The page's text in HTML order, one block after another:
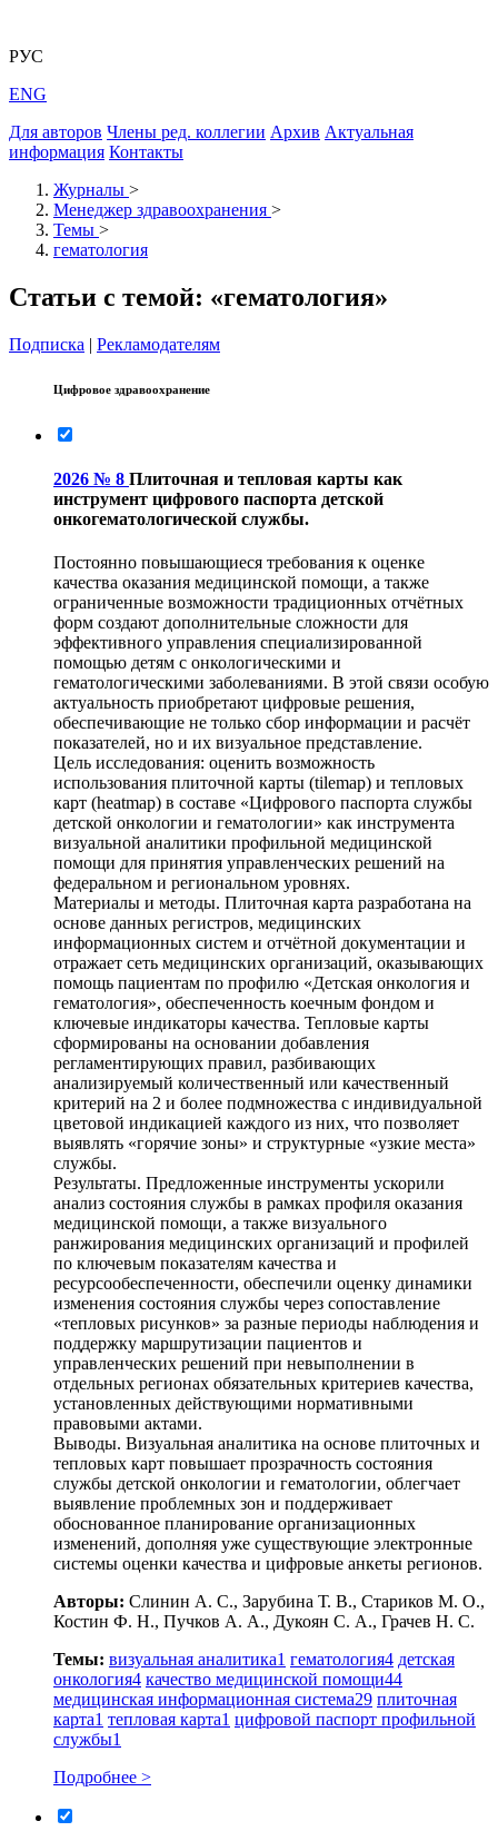
РУС
ENG
Для авторов Члены ред. коллегии Архив Актуальная
информация Контакты
Журналы >
Менеджер здравоохранения >
Темы >
гематология
Статьи с темой: «гематология»
Подписка | Рекламодателям
Цифровое здравоохранение
2026 № 8 Плиточная и тепловая карты как
инструмент цифрового паспорта детской
онкогематологической службы.
Постоянно повышающиеся требования к оценке
качества оказания медицинской помощи, а также
ограниченные возможности традиционных отчётных
форм создают дополнительные сложности для
эффективного управления специализированной
помощью детям с онкологическими и
гематологическими заболеваниями. В этой связи особую
актуальность приобретают цифровые решения,
обеспечивающие не только сбор информации и расчёт
показателей, но и их визуальное представление.
Цель исследования: оценить возможность
использования плиточной карты (tilemap) и тепловых
карт (heatmap) в составе «Цифрового паспорта службы
детской онкологии и гематологии» как инструмента
визуальной аналитики профильной медицинской
помощи для принятия управленческих решений на
федеральном и региональном уровнях.
Материалы и методы. Плиточная карта разработана на
основе данных регистров, медицинских
информационных систем и отчётной документации и
отражает сеть медицинских организаций, оказывающих
помощь пациентам по профилю «Детская онкология и
гематология», обеспеченность коечным фондом и
ключевые индикаторы качества. Тепловые карты
сформированы на основании добавления
регламентирующих правил, разбивающих
анализируемый количественный или качественный
критерий на 2 и более подмножества с индивидуальной
цветовой индикацией каждого из них, что позволяет
выявлять «горячие зоны» и структурные «узкие места»
службы.
Результаты. Предложенные инструменты ускорили
анализ состояния службы в рамках профиля оказания
медицинской помощи, а также визуального
ранжирования медицинских организаций и профилей
по ключевым показателям качества и
ресурсообеспеченности, обеспечили оценку динамики
изменения состояния службы через сопоставление
«тепловых рисунков» за разные периоды наблюдения и
поддержку маршрутизации пациентов и
управленческих решений при невыполнении в
отдельных регионах обязательных критериев качества,
установленных действующими нормативными
правовыми актами.
Выводы. Визуальная аналитика на основе плиточных и
тепловых карт повышает прозрачность состояния
службы детской онкологии и гематологии, облегчает
выявление проблемных зон и поддерживает
обоснованное планирование организационных
изменений, дополняя уже существующие электронные
системы оценки качества и цифровые анкеты регионов.
Авторы: Слинин А. С., Зарубина Т. В., Стариков М. О.,
Костин Ф. Н., Пучков А. А., Дукоян С. А., Грачев Н. С.
Темы: визуальная аналитика1 гематология4 детская
онкология4 качество медицинской помощи44
медицинская информационная система29 плиточная
карта1 тепловая карта1 цифровой паспорт профильной
службы1
Подробнее >